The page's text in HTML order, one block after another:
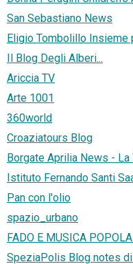
San Sebastiano News
Eligio Tombolillo Insieme
Il Blog Degli Alberi...
Ariccia TV
Arte 1001
360world
Croaziatours Blog
Borgate Aprilia News -
Istituto Fernando Santi
Pan con l'olio
spazio_urbano
FADO E MUSICA
SpeziaPolis Blog notes